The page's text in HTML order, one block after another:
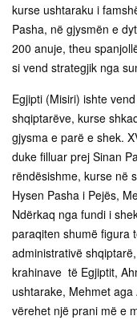
kurse ushtaraku i
Pasha, në gjysmën e
200 anuje, theu
si vend strategjik nga
Egjipti (Misiri) ishte
shqiptarëve, kurse
gjysma e parë e shek.
duke filluar prej Sinan
rëndësishme, kurse në
Hysen Pasha i Pejës,
Ndërkaq nga fundi i
paraqiten shumë figura
administrativë
krahinave të Egjiptit,
ushtarake, Mehmet
vërehet një prani më e